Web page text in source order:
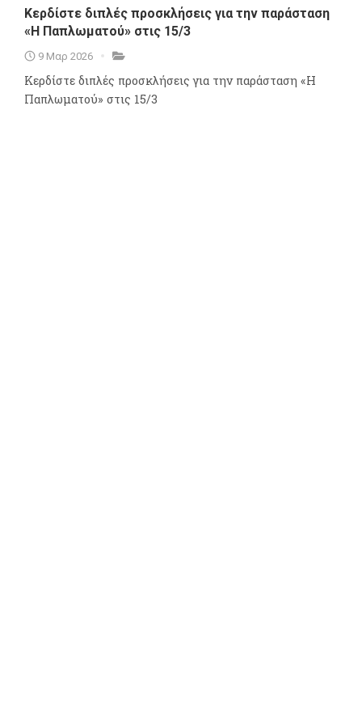
Κερδίστε διπλές προσκλήσεις για την παράσταση
«Η Παπλωματού» στις 15/3
9 Μαρ 2026
Κερδίστε διπλές προσκλήσεις για την παράσταση «Η
Παπλωματού» στις 15/3